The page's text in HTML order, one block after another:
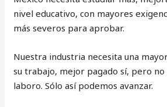
nivel educativo, con mayores
más severos para aprobar.
Nuestra industria necesita una
su trabajo, mejor pagado sí, pero no
laboro. Sólo así podemos avanzar.